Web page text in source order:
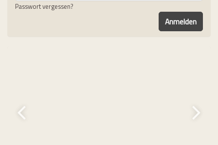
Passwort vergessen?